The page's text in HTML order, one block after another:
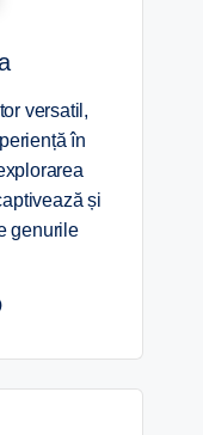
versatil,
în
și
genurile